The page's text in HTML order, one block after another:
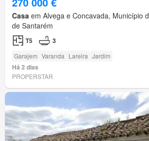
Casa em Alvega e Concavada, Município
de Santarém
T5 3
Garajem Varanda Lareira Jardim
Há 2 dias
PROPERSTAR